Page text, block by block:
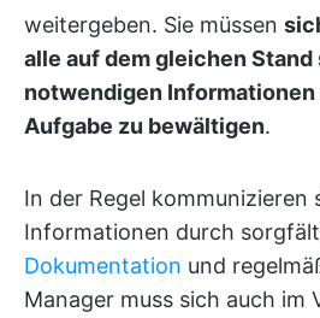
weitergeben. Sie müssen
alle auf dem gleichen Stand
notwendigen Informationen
Aufgabe zu bewältigen.
In der Regel kommunizieren
Informationen durch
Dokumentation und
Manager muss sich auch im